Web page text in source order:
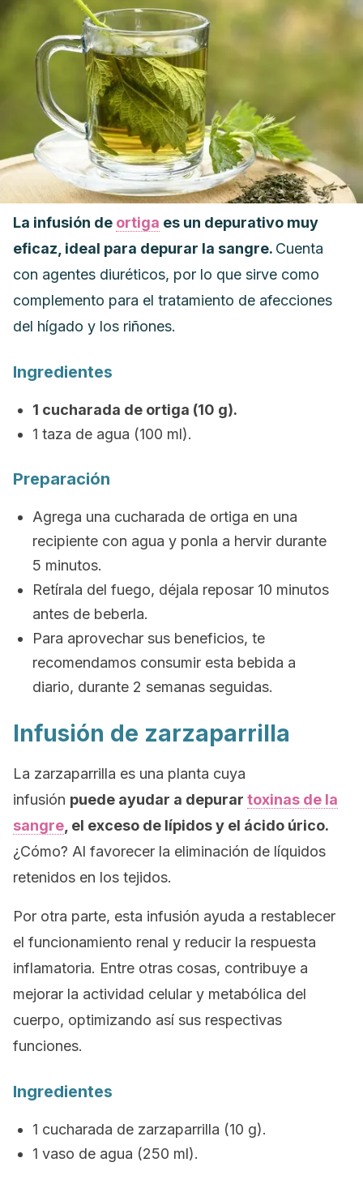
La infusión de ortiga es un depurativo muy
eficaz, ideal para depurar la sangre. Cuenta
con agentes diuréticos, por lo que sirve como
complemento para el tratamiento de afecciones
del hígado y los riñones.
Ingredientes
1 cucharada de ortiga (10 g).
1 taza de agua (100 ml).
Preparación
Agrega una cucharada de ortiga en una
recipiente con agua y ponla a hervir durante
5 minutos.
Retírala del fuego, déjala reposar 10 minutos
antes de beberla.
Para aprovechar sus beneficios, te
recomendamos consumir esta bebida a
diario, durante 2 semanas seguidas.
Infusión de zarzaparrilla
La zarzaparrilla es una planta cuya
infusión puede ayudar a depurar toxinas de la
sangre , el exceso de lípidos y el ácido úrico.
¿Cómo? Al favorecer la eliminación de líquidos
retenidos en los tejidos.
Por otra parte, esta infusión ayuda a restablecer
el funcionamiento renal y reducir la respuesta
inflamatoria. Entre otras cosas, contribuye a
mejorar la actividad celular y metabólica del
cuerpo, optimizando así sus respectivas
funciones.
Ingredientes
1 cucharada de zarzaparrilla (10 g).
1 vaso de agua (250 ml).